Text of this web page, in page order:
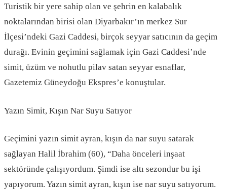
Turistik bir yere sahip olan ve şehrin en kalabalık
noktalarından birisi olan Diyarbakır’ın merkez Sur
İlçesi’ndeki Gazi Caddesi, birçok seyyar satıcının da geçim
durağı. Evinin geçimini sağlamak için Gazi Caddesi’nde
simit, üzüm ve nohutlu pilav satan seyyar esnaflar,
Gazetemiz Güneydoğu Ekspres’e konuştular.
Yazın Simit, Kışın Nar Suyu Satıyor
Geçimini yazın simit ayran, kışın da nar suyu satarak
sağlayan Halil İbrahim (60), “Daha önceleri inşaat
sektöründe çalışıyordum. Şimdi ise altı sezondur bu işi
yapıyorum. Yazın simit ayran, kışın ise nar suyu satıyorum.